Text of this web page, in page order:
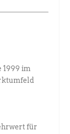
1999 im
für